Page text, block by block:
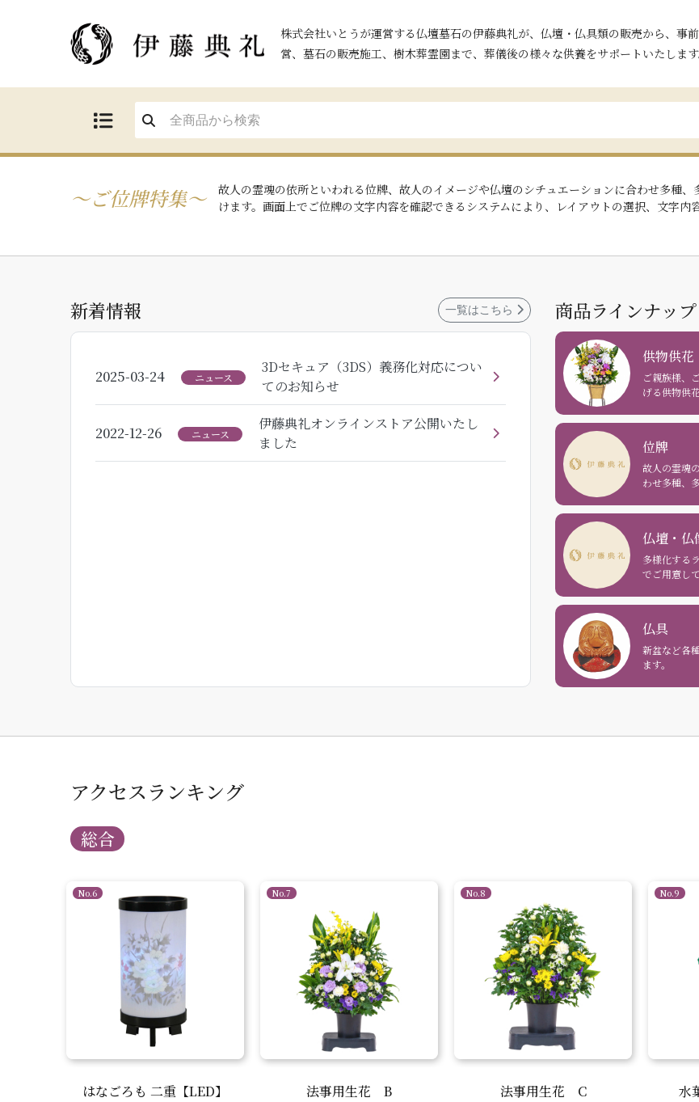
株式会社いとうが運営する仏壇墓石の伊藤典礼が、仏壇・仏具類の販売から、事
営、墓石の販売施工、樹木葬霊園まで、葬儀後の様々な供養をサポートいたします
ご位牌特集
故人の霊魂の依所といわれる位牌、故人のイメージや仏壇のシチュエーションに合わせ多種
けます。画面上でご位牌の文字内容を確認できるシステムにより、レイアウトの選択、文字内
新着情報 一覧はこちら
2025-03-24 ニュース
3Dセキュア（3DS）義務化対応につい
てのお知らせ
2022-12-26 ニュース
伊藤典礼オンラインストア公開いたし
ました
商品ラインナップ
供物供花
ご親族様、
げる供物供
位牌
故人の霊魂
わせ多種、
仏壇・仏
多様化する
でご用意し
仏具
新盆など各
ます。
アクセスランキング
総合
No.6
はなごろも 二重【LED】
No.7
法事用生花 B
No.8
法事用生花 C
No.9
水